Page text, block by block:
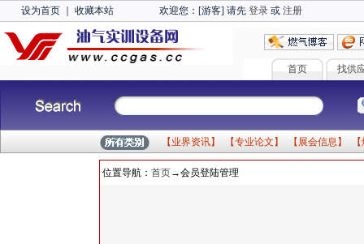
设为首页｜ 收藏本站 欢迎您：[游客] 请先 登录或 注册
首页 找供
【业界资讯】 【专业论文 】 【 展会信息 】 【
位置导航： 首页→会员登陆管理